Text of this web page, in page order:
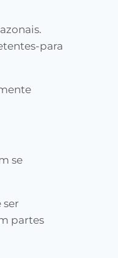
para
se
ser
partes